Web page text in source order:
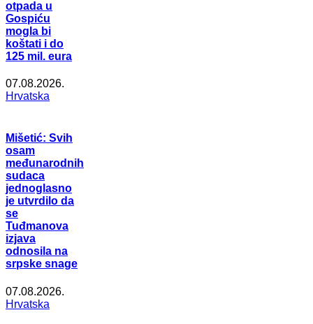
otpada u
Gospiću
mogla bi
koštati i do
125 mil. eura
07.08.2026.
Hrvatska
Mišetić: Svih
osam
međunarodnih
sudaca
jednoglasno
je utvrdilo da
se
Tuđmanova
izjava
odnosila na
srpske snage
07.08.2026.
Hrvatska